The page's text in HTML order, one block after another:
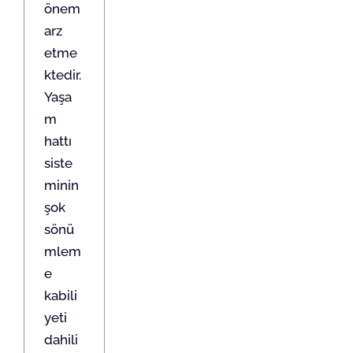
önem
arz
etme
ktedir.
Yaşa
m
hattı
siste
minin
şok
sönü
mlem
e
kabili
yeti
dahili